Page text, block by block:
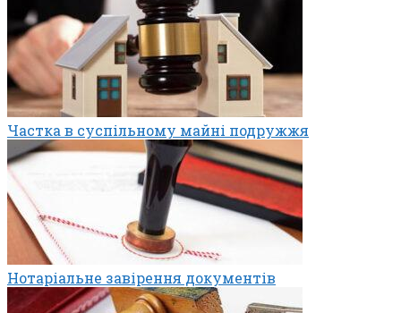
Частка в суспільному майні подружжя
Нотаріальне завірення документів